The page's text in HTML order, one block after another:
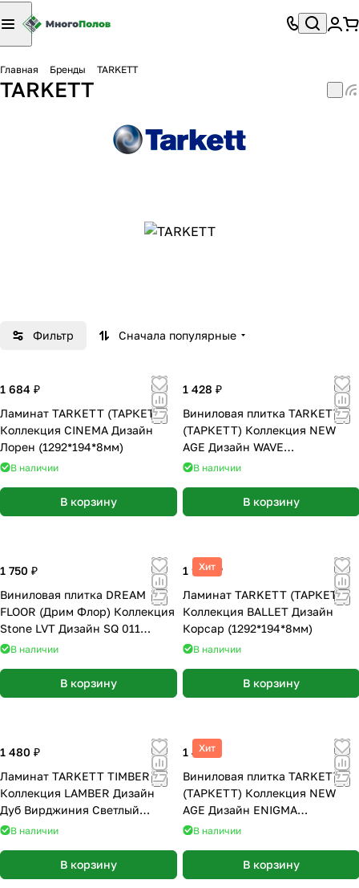
Главная Бренды TARKETT
TARKETT
Фильтр Сначала популярные
1 684 ₽
Ламинат TARKETT (ТАРКЕТТ)
Коллекция CINEMA Дизайн
Лорен (1292*194*8мм)
В наличии
В корзину
1 428 ₽
Виниловая плитка TARKETT
(ТАРКЕТТ) Коллекция NEW
AGE Дизайн WAVE
(914.4х152.4х2.1 мм)
В наличии
В корзину
1 750 ₽
Виниловая плитка DREAM
FLOOR (Дрим Флор) Коллекция
Stone LVT Дизайн SQ 011
(303х608х2.5 мм)
В наличии
В корзину
Хит
1 990 ₽
Ламинат TARKETT (ТАРКЕТТ)
Коллекция BALLET Дизайн
Корсар (1292*194*8мм)
В наличии
В корзину
1 480 ₽
Ламинат TARKETT TIMBER
Коллекция LAMBER Дизайн
Дуб Вирджиния Светлый
(1292*159*8мм)
В наличии
В корзину
Хит
1 428 ₽
Виниловая плитка TARKETT
(ТАРКЕТТ) Коллекция NEW
AGE Дизайн ENIGMA
(914.4х152.4х2.1 мм)
В наличии
В корзину